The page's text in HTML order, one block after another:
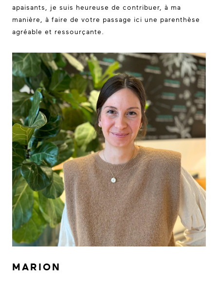
apaisants, je suis heureuse de contribuer, à ma
manière, à faire de votre passage ici une parenthèse
agréable et ressourçante.
MARION